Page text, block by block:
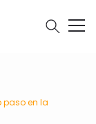
paso en la